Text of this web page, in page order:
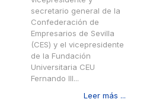
secretario general de la
Confederación de
Empresarios de Sevilla
(CES) y el vicepresidente
de la Fundación
Universitaria CEU
Fernando III...
Leer más ...